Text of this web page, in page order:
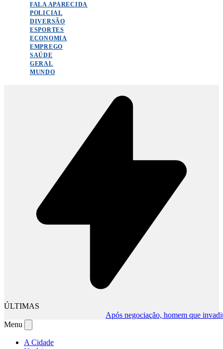
FALA APARECIDA
POLICIAL
DIVERSÃO
ESPORTES
ECONOMIA
EMPREGO
SAÚDE
GERAL
MUNDO
ÚLTIMAS
Após negociação, homem que invadiu
Menu
A Cidade